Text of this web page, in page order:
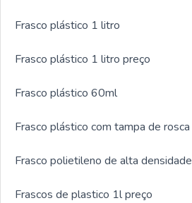
Frasco plástico 1 litro
Frasco plástico 1 litro preço
Frasco plástico 60ml
Frasco plástico com tampa de rosca
Frasco polietileno de alta densidade
Frascos de plastico 1l preço